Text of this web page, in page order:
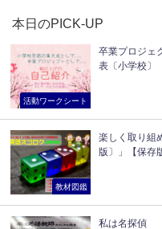
本日のPICK-UP
活動ワークシート
卒業プロジェ
表〔小学校〕
教材図鑑
楽しく取り組
版〕」【保存
私は名探偵